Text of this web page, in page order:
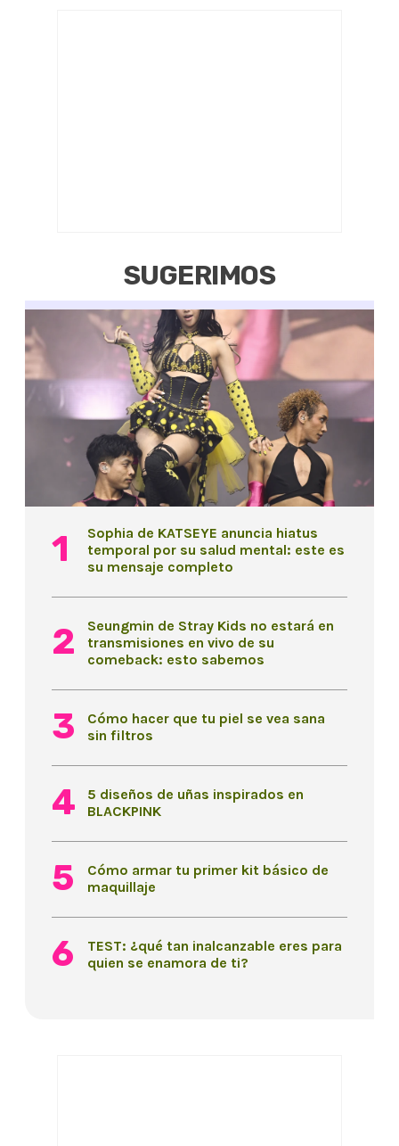
SUGERIMOS
Sophia de KATSEYE anuncia hiatus
temporal por su salud mental: este es
su mensaje completo
Seungmin de Stray Kids no estará en
transmisiones en vivo de su
comeback: esto sabemos
Cómo hacer que tu piel se vea sana
sin filtros
5 diseños de uñas inspirados en
BLACKPINK
Cómo armar tu primer kit básico de
maquillaje
TEST: ¿qué tan inalcanzable eres para
quien se enamora de ti?